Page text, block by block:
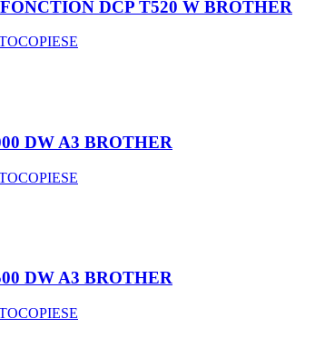
DCP T520 W BROTHER
DW A3 BROTHER
DW A3 BROTHER